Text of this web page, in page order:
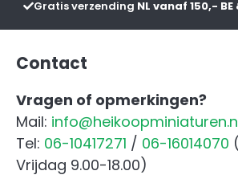
Gratis verzending NL vanaf 150,-
Contact
Vragen of opmerkingen?
Mail:
Tel: 06-10417271 / 06-16014070
Vrijdag 9.00-18.00)